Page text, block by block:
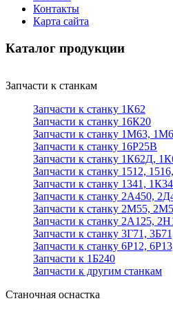
Контакты
Карта сайта
Каталог продукции
Запчасти к станкам
Запчасти к станку 1К62
Запчасти к станку 16К20
Запчасти к станку 1М63,
Запчасти к станку 16Р25В
Запчасти к станку 1К62Д,
Запчасти к станку 1512,
Запчасти к станку 1341,
Запчасти к станку 2А450,
Запчасти к станку 2М55,
Запчасти к станку 2А125,
Запчасти к станку 3Г71,
Запчасти к станку 6Р12,
Запчасти к 1Б240
Запчасти к другим станкам
Станочная оснастка